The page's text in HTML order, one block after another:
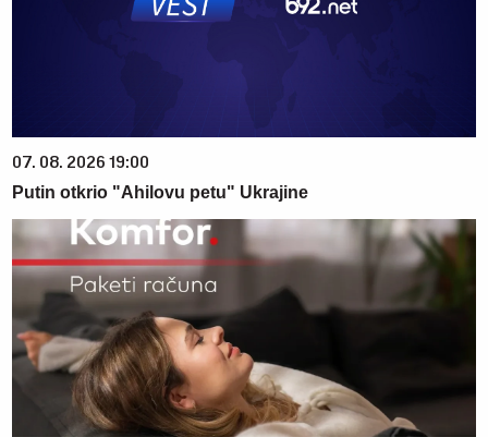
07. 08. 2026 19:00
Putin otkrio "Ahilovu petu" Ukrajine